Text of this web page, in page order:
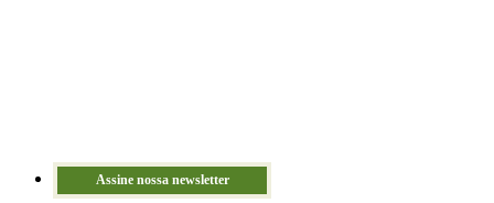
Assine nossa newsletter